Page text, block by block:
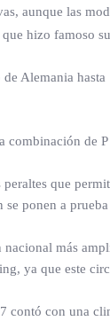
aunque las
hizo famoso
Alemania
que
ponen a
más
ya que este
con una